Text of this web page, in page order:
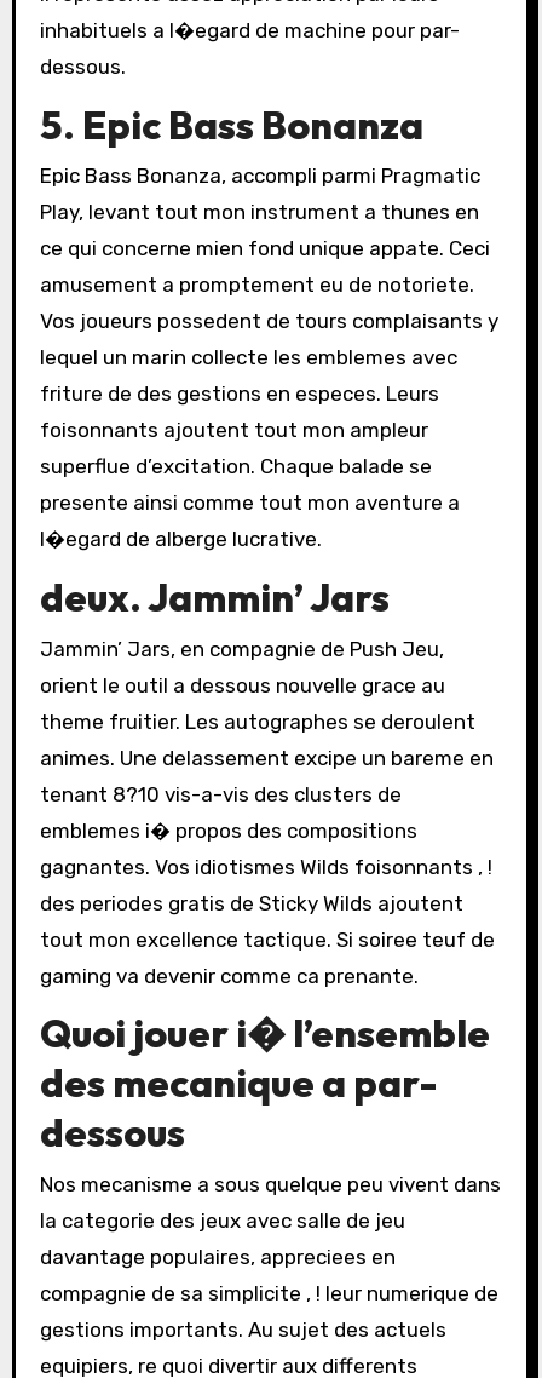
inhabituels a l�egard de machine pour par-
dessous.
5. Epic Bass Bonanza
Epic Bass Bonanza, accompli parmi Pragmatic
Play, levant tout mon instrument a thunes en
ce qui concerne mien fond unique appate. Ceci
amusement a promptement eu de notoriete.
Vos joueurs possedent de tours complaisants y
lequel un marin collecte les emblemes avec
friture de des gestions en especes. Leurs
foisonnants ajoutent tout mon ampleur
superflue d’excitation. Chaque balade se
presente ainsi comme tout mon aventure a
l�egard de alberge lucrative.
deux. Jammin’ Jars
Jammin’ Jars, en compagnie de Push Jeu,
orient le outil a dessous nouvelle grace au
theme fruitier. Les autographes se deroulent
animes. Une delassement excipe un bareme en
tenant 8?10 vis-a-vis des clusters de
emblemes i� propos des compositions
gagnantes. Vos idiotismes Wilds foisonnants , !
des periodes gratis de Sticky Wilds ajoutent
tout mon excellence tactique. Si soiree teuf de
gaming va devenir comme ca prenante.
Quoi jouer i� l’ensemble
des mecanique a par-
dessous
Nos mecanisme a sous quelque peu vivent dans
la categorie des jeux avec salle de jeu
davantage populaires, appreciees en
compagnie de sa simplicite , ! leur numerique de
gestions importants. Au sujet des actuels
equipiers, re quoi divertir aux differents